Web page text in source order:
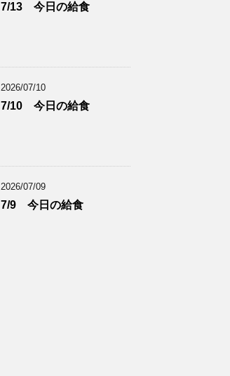
7/13 今日の給食
2026/07/10
7/10 今日の給食
2026/07/09
7/9 今日の給食